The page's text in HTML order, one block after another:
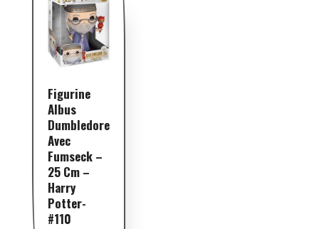
Figurine
Albus
Dumbledore
Avec
Fumseck –
25 Cm –
Harry
Potter-
#110